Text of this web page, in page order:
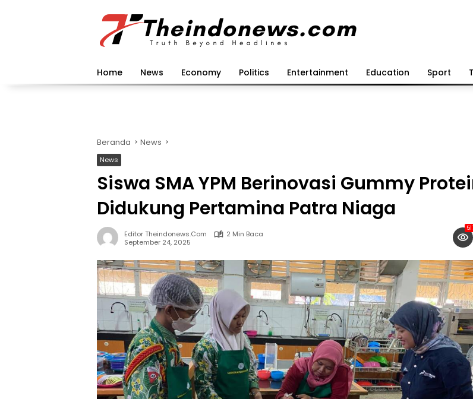
Home News Economy Politics Entertainment Education Sport
Beranda News
News
Siswa SMA YPM Berinovasi Gummy
Didukung Pertamina Patra Niaga
Editor Theindonews.com
2 Min Baca
September 24, 2025